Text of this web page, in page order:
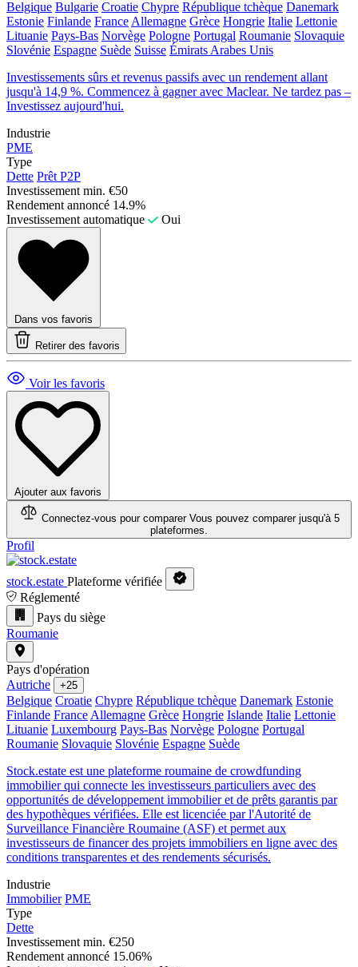
Belgique Bulgarie Croatie Chypre République tchèque Danemark
Estonie Finlande France Allemagne Grèce Hongrie Italie Lettonie
Lituanie Pays-Bas Norvège Pologne Portugal Roumanie Slovaquie
Slovénie Espagne Suède Suisse Émirats Arabes Unis
Investissements sûrs et revenus passifs avec un rendement allant
jusqu'à 14,9 %. Commencez à gagner avec Maclear. Ne tardez pas –
Investissez aujourd'hui.
Industrie
PME
Type
Dette Prêt P2P
Investissement min. €50
Rendement annoncé 14.9%
Investissement automatique
Oui
Dans vos favoris
Retirer des favoris
Voir les favoris
Ajouter aux favoris
Connectez-vous pour comparer Vous pouvez comparer jusqu'à 5
plateformes.
Profil
stock.estate Plateforme vérifiée
Réglementé
Pays du siège
Roumanie
Pays d'opération
Autriche
+25
Belgique Croatie Chypre République tchèque Danemark Estonie
Finlande France Allemagne Grèce Hongrie Islande Italie Lettonie
Lituanie Luxembourg Pays-Bas Norvège Pologne Portugal
Roumanie Slovaquie Slovénie Espagne Suède
Stock.estate est une plateforme roumaine de crowdfunding
immobilier qui connecte les investisseurs particuliers avec des
opportunités de développement immobilier et de prêts garantis par
des hypothèques vérifiées. Elle est licenciée par l'Autorité de
Surveillance Financière Roumaine (ASF) et permet aux
investisseurs de financer des projets immobiliers en ligne avec des
conditions transparentes et des rendements sécurisés.
Industrie
Immobilier PME
Type
Dette
Investissement min. €250
Rendement annoncé 15.06%